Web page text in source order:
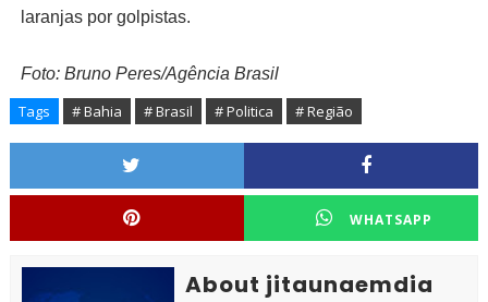
laranjas por golpistas.
Foto: Bruno Peres/Agência Brasil
Tags # Bahia # Brasil # Politica # Região
WHATSAPP
About jitaunaemdia